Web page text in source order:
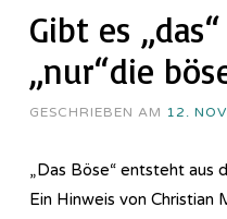
Gibt es
„nur“die
GESCHRIEBEN AM 12.
„Das Böse“ entsteht aus
Ein Hinweis von Christian